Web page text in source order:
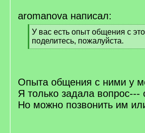
aromanova написал:
[
q
]
У вас есть опыт общения с
поделитесь, пожалуйста.
[
Опыта общения с ними у
Я только задала вопрос---
Но можно позвонить им